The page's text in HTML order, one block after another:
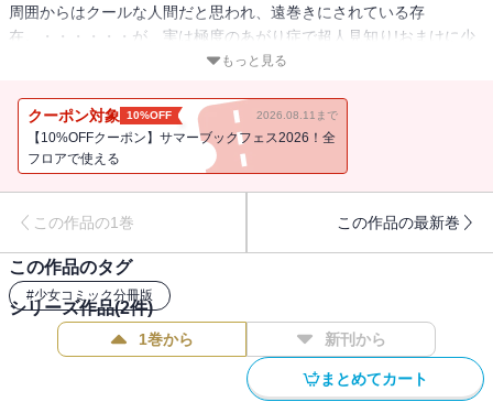
周囲からはクールな人間だと思われ、遠巻きにされている存
在。・・・・・・が、実は極度のあがり症で超人見知り!おまけに少
しのことですぐに赤面してしまう。そのことで過去にさんざんから
を過ごしていた。彼氏はおろか友達さえもいない凛子が、学校一の
爽やか男子・神木くんとの出会いでその生活は一変──!?
もっと見る
クーポン対象 10%OFF 2026.08.11まで
【10%OFFクーポン】サマーブックフェス2026！全
フロアで使える
この作品の1巻 この作品の最新巻
この作品のタグ
#少女コミック分冊版
シリーズ作品(2件)
1巻から 新刊から
まとめてカート